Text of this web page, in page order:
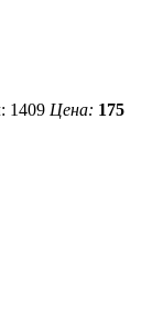
1409 Цена: 175